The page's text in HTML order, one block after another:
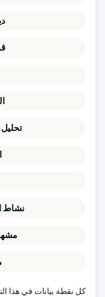
نشاط
كل نقطة بيانات في هذا